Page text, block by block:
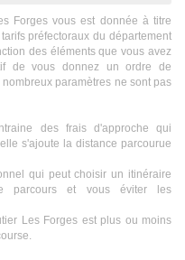
Forges vous est donnée à titre
préfectoraux du département
des éléments que vous avez
de vous donnez un ordre de
paramètres ne sont pas
des frais d'approche qui
s'ajoute la distance parcourue
qui peut choisir un itinéraire
parcours et vous éviter les
Les Forges est plus ou moins